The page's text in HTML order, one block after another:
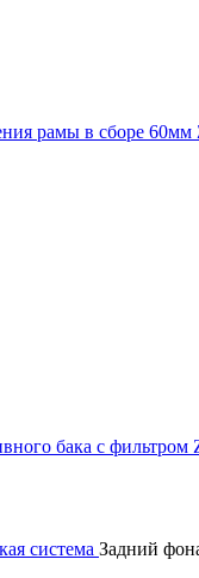
рамы в сборе
бака с
система Задний